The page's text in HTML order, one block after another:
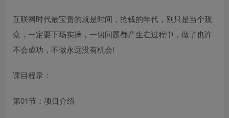
互联网时代最宝贵的就是时间，抢钱的年代，别只是当个观
众，一定要下场实操，一切问题都产生在过程中，做了也许
不会成功，不做永远没有机会!
课目程录：
第01节：项目介绍